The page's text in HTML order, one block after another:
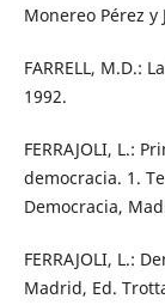
Monereo Pérez y
FARRELL, M.D.:
1992.
FERRAJOLI, L.:
democracia. 1.
Democracia,
FERRAJOLI, L.:
Madrid, Ed.